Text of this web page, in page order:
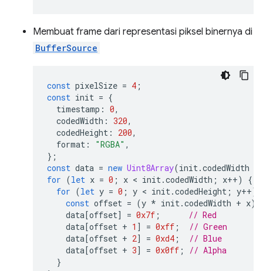
Membuat frame dari representasi piksel binernya di
BufferSource
const pixelSize = 4 ;
const init = {
timestamp : 0,
codedWidth : 320,
codedHeight : 200,
format : "RGBA" ,
};
const data = new Uint8Array(init .codedWidth
for (let x = 0 ; x < init .codedWidth ; x++)
{
for (let y = 0 ; y < init .codedHeight ; y++)
const offset = (y * init .codedWidth + x)
data[offset] = 0x7f ;
// Red
data[offset + 1 ] = 0xff ;
// Green
data[offset + 2] = 0xd4 ;
// Blue
data[offset + 3] = 0x0ff ;
// Alpha
}